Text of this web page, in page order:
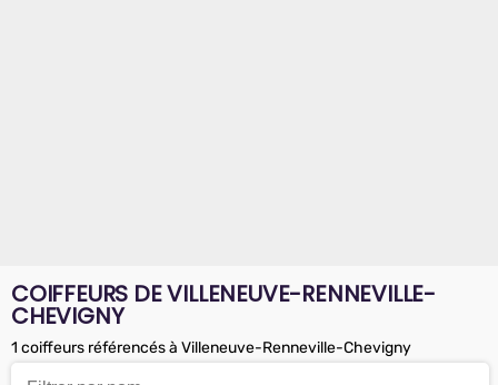
COIFFEURS DE VILLENEUVE-RENNEVILLE-
CHEVIGNY
1 coiffeurs référencés à Villeneuve-Renneville-Chevigny